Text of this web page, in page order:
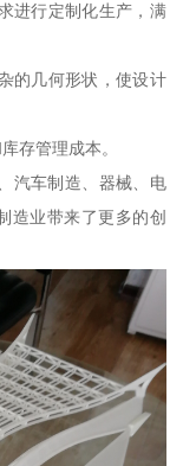
进行定制化生产，满
的几何形状，使设计
存管理成本。
汽车制造、器械、电
造业带来了更多的创